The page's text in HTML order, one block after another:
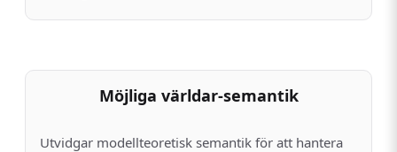
Möjliga världar-semantik
Utvidgar modellteoretisk semantik för att hantera